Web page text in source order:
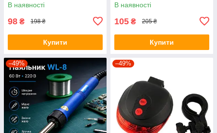
В наявності
98 ₴ 198 ₴
Купити
В наявності
105 ₴ 205 ₴
Купити
–49% –49%